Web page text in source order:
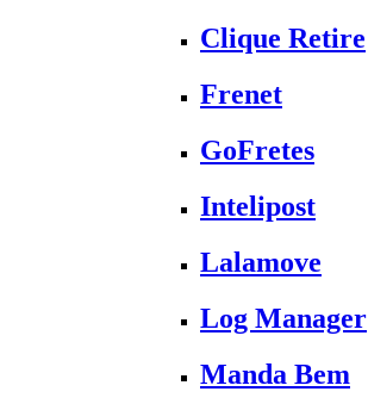
Clique Retire
Frenet
GoFretes
Intelipost
Lalamove
Log Manager
Manda Bem